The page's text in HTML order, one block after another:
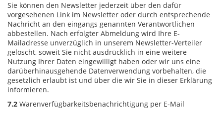
Sie können den Newsletter jederzeit über den dafür
vorgesehenen Link im Newsletter oder durch entsprechende
Nachricht an den eingangs genannten Verantwortlichen
abbestellen. Nach erfolgter Abmeldung wird Ihre E-
Mailadresse unverzüglich in unserem Newsletter-Verteiler
gelöscht, soweit Sie nicht ausdrücklich in eine weitere
Nutzung Ihrer Daten eingewilligt haben oder wir uns eine
darüberhinausgehende Datenverwendung vorbehalten, die
gesetzlich erlaubt ist und über die wir Sie in dieser Erklärung
informieren.
7.2 Warenverfügbarkeitsbenachrichtigung per E-Mail